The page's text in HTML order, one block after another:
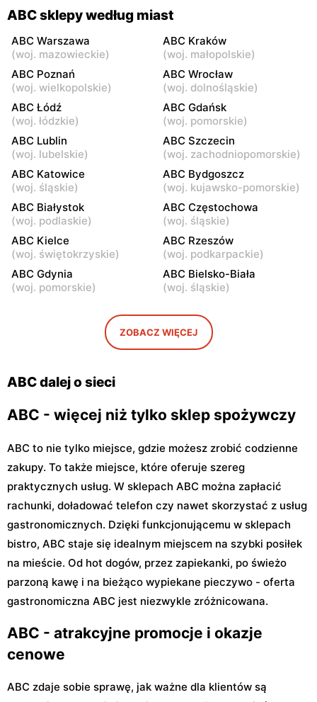
ABC
Warszawa, ul. Grochowska
321
ABC
ABC
Warszawa, ul. Kowieńska
20
ABC
Warszawa, ul. Chełmska 9
ABC
Warszawa, ul. Łochowska
39
ABC
Warszawa, ul. Pustola 23
ABC
Warszawa, ul. Staniewicka
24
ABC
Warszawa, ul. Ludwika
Kickiego 12
ABC
Warszawa, ul. Grenadierów
2
ABC
Warszawa, ul. Jana
Kochanowskiego 39
Warszawa, ul. Andrzeja
Warszawa, ul. Samarytanka
3
Warszawa, ul. Sulejkowska
43
ABC sklepy według miast
ABC Warszawa
(woj. mazowieckie)
ABC Kraków
(woj. małopolskie)
ABC Poznań
(woj. wielkopolskie)
ABC Wrocław
(woj. dolnośląskie)
ABC Łódź
(woj. łódzkie)
ABC Gdańsk
(woj. pomorskie)
ABC Lublin
(woj. lubelskie)
ABC Szczecin
(woj. zachodniopomorskie)
ABC Katowice
(woj. śląskie)
ABC Bydgoszcz
(woj. kujawsko-pomorskie)
ABC Białystok
(woj. podlaskie)
ABC Częstochowa
(woj. śląskie)
ABC Kielce
(woj. świętokrzyskie)
ABC Rzeszów
(woj. podkarpackie)
ABC Gdynia
(woj. pomorskie)
ABC Bielsko-Biała
(woj. śląskie)
ZOBACZ WIĘCEJ
ABC dalej o sieci
ABC - więcej niż tylko sklep spożywczy
ABC to nie tylko miejsce, gdzie możesz zrobić codzienne
zakupy. To także miejsce, które oferuje szereg
praktycznych usług. W sklepach ABC można zapłacić
rachunki, doładować telefon czy nawet skorzystać z usług
gastronomicznych. Dzięki funkcjonującemu w sklepach
bistro, ABC staje się idealnym miejscem na szybki posiłek
na mieście. Od hot dogów, przez zapiekanki, po świeżo
parzoną kawę i na bieżąco wypiekane pieczywo - oferta
gastronomiczna ABC jest niezwykle zróżnicowana.
ABC - atrakcyjne promocje i okazje
cenowe
ABC zdaje sobie sprawę, jak ważne dla klientów są